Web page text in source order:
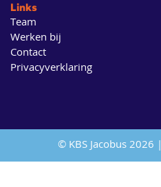
Links
Team
Werken bij
Contact
Privacyverklaring
© KBS Jacobus 2026 |